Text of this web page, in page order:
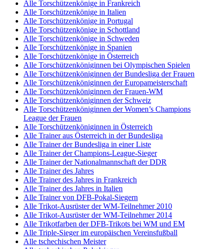
Alle Torschützenkönige in Frankreich
Alle Torschützenkönige in Italien
Alle Torschützenkönige in Portugal
Alle Torschützenkönige in Schottland
Alle Torschützenkönige in Schweden
Alle Torschützenkönige in Spanien
Alle Torschützenkönige in Österreich
Alle Torschützenköniginnen bei Olympischen Spielen
Alle Torschützenköniginnen der Bundesliga der Frauen
Alle Torschützenköniginnen der Europameisterschaft
Alle Torschützenköniginnen der Frauen-WM
Alle Torschützenköniginnen der Schweiz
Alle Torschützenköniginnen der Women’s Champions
League der Frauen
Alle Torschützenköniginnen in Österreich
Alle Trainer aus Österreich in der Bundesliga
Alle Trainer der Bundesliga in einer Liste
Alle Trainer der Champions-League-Sieger
Alle Trainer der Nationalmannschaft der DDR
Alle Trainer des Jahres
Alle Trainer des Jahres in Frankreich
Alle Trainer des Jahres in Italien
Alle Trainer von DFB-Pokal-Siegern
Alle Trikot-Ausrüster der WM-Teilnehmer 2010
Alle Trikot-Ausrüster der WM-Teilnehmer 2014
Alle Trikotfarben der DFB-Trikots bei WM und EM
Alle Triple-Sieger im europäischen Vereinsfußball
Alle tschechischen Meister